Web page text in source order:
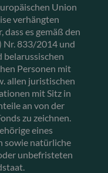
Union
verhängten
es gemäß den
Nr. 833/2014 und
belarussischen
Personen mit
allen juristischen
mit Sitz in
an von der
zu zeichnen.
eines
sowie natürliche
unbefristeten